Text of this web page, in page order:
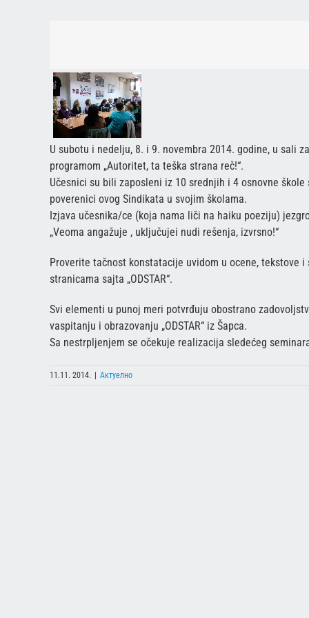
U subotu i nedelju, 8. i 9. novembra 2014. godine, u sali
programom „Autoritet, ta teška strana reč!“.
Učesnici su bili zaposleni iz 10 srednjih i 4 osnovne
poverenici ovog Sindikata u svojim školama.
Izjava učesnika/ce (koja nama liči na haiku poeziju)
„Veoma angažuje , uključujei nudi rešenja, izvrsno!“
Proverite tačnost konstatacije uvidom u ocene, tekstove
stranicama sajta „ODSTAR“.
Svi elementi u punoj meri potvrđuju obostrano
vaspitanju i obrazovanju „ODSTAR“ iz Šapca.
Sa nestrpljenjem se očekuje realizacija sledećeg
11.11. 2014. Актуелно